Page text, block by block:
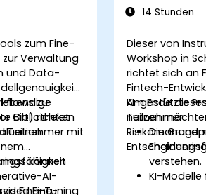
zum Fine-
Verwaltung
und Data-
zu
Bibliotheken
Ort) richtet
Teilnehmer mit
AI-
Fine-
können
Fine-Tuning
14 Stunden
Dieser von
Workshop in
richtet sich an
Fintech-
KI-gestützte
nutzen
Am Ende
Teilnehmer:
Die
verstehen.
KI-